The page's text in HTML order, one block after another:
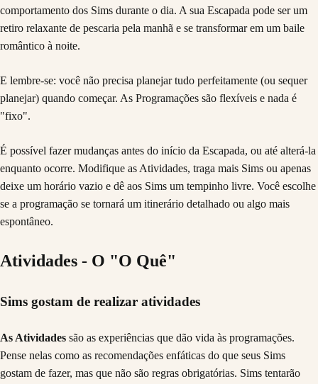
comportamento dos Sims durante o dia. A sua Escapada pode ser um
retiro relaxante de pescaria pela manhã e se transformar em um baile
romântico à noite.
E lembre-se: você não precisa planejar tudo perfeitamente (ou sequer
planejar) quando começar. As Programações são flexíveis e nada é
"fixo".
É possível fazer mudanças antes do início da Escapada, ou até alterá-la
enquanto ocorre. Modifique as Atividades, traga mais Sims ou apenas
deixe um horário vazio e dê aos Sims um tempinho livre. Você escolhe
se a programação se tornará um itinerário detalhado ou algo mais
espontâneo.
Atividades - O "O Quê"
Sims gostam de realizar atividades
As Atividades são as experiências que dão vida às programações.
Pense nelas como as recomendações enfáticas do que seus Sims
gostam de fazer, mas que não são regras obrigatórias. Sims tentarão